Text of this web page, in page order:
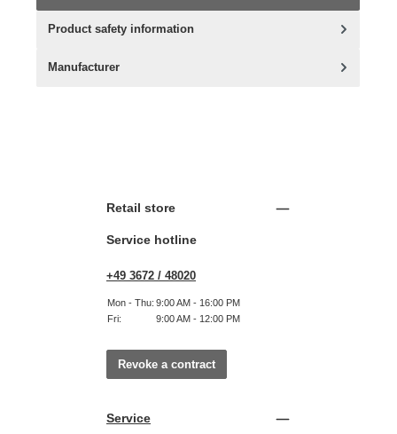
Product safety information
Manufacturer
Retail store
Service hotline
+49 3672 / 48020
Mon - Thu: 9:00 AM - 16:00 PM
Fri:
9:00 AM - 12:00 PM
Revoke a contract
Service